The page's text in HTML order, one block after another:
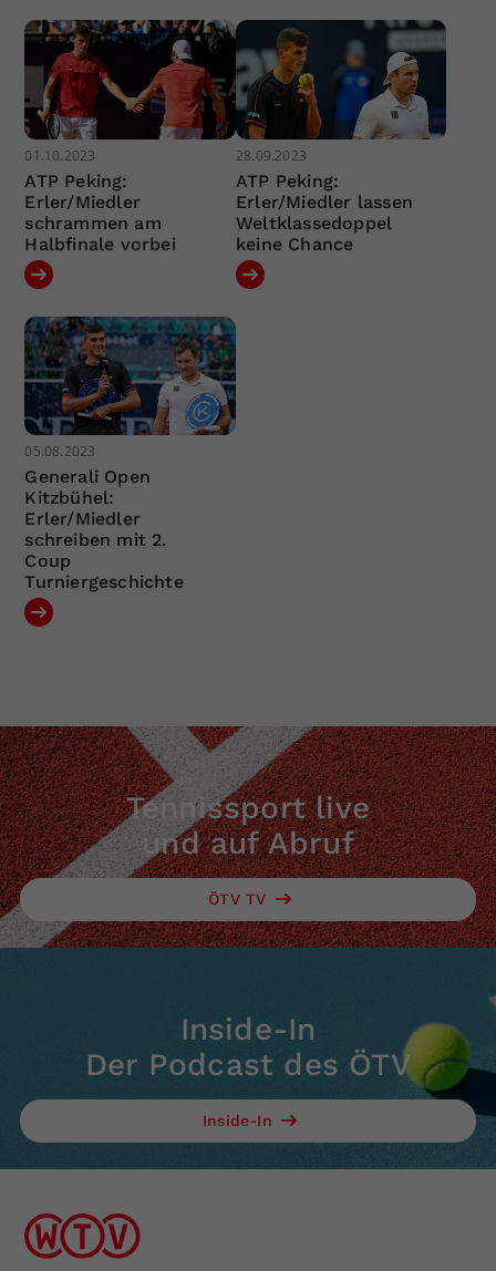
01.10.2023
ATP Peking:
Erler/Miedler
schrammen am
Halbfinale vorbei
28.09.2023
ATP Peking:
Erler/Miedler lassen
Weltklassedoppel
keine Chance
05.08.2023
Generali Open
Kitzbühel:
Erler/Miedler
schreiben mit 2.
Coup
Turniergeschichte
Tennissport live
und auf Abruf
ÖTV TV
Inside-In
Der Podcast des ÖTV
Inside-In